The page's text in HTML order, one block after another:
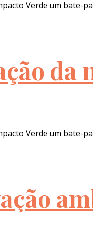
Verde um bate-
da
Verde um bate-